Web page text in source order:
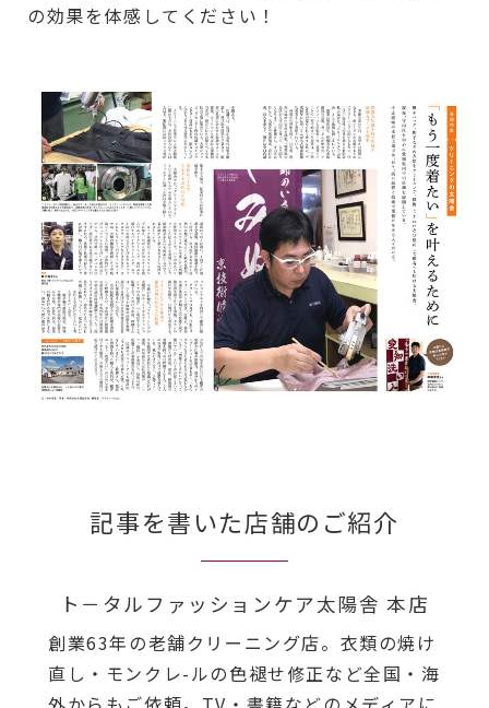
の効果を体感してください！
記事を書いた店舗のご紹介
ト－タルファッションケア太陽舎 本店
創業63年の老舗クリーニング店。衣類の焼け
直し・モンクレ-ルの色褪せ修正など全国・海